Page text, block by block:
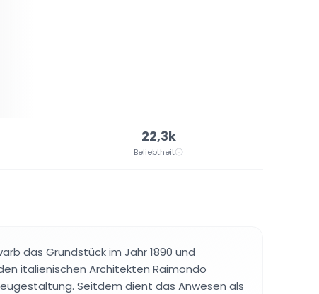
22,3k
Beliebtheit
das Grundstück im Jahr 1890 und
italienischen Architekten Raimondo
Seitdem dient das Anwesen als